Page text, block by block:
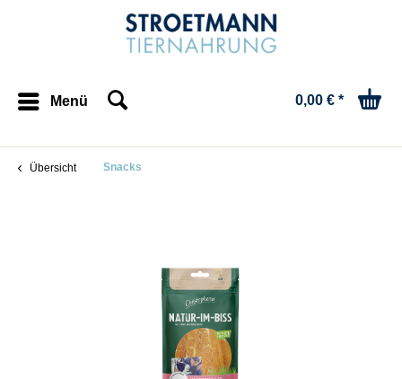
Menü 0,00 € *
Übersicht Snacks